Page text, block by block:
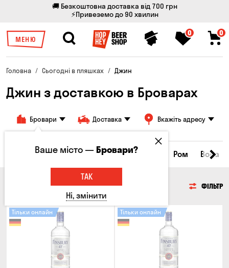
🚚 Безкоштовна доставка від 700 грн
⚡Привеземо до 90 хвилин
МЕНЮ
0 0
Головна Сьогодні в пляшках Джин
Джин з доставкою в Броварах
Бровари Доставка Вкажіть адресу
Коньяки та бренді Джин Ром Вода
ФІЛЬТР
Тільки онлайн Тільки онлайн
Ваше місто —Бровари?
ТАК
Ні, змінити